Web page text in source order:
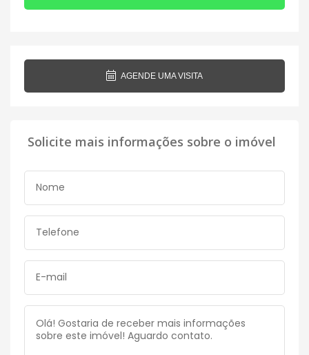
AGENDE UMA VISITA
Solicite mais informações sobre o imóvel